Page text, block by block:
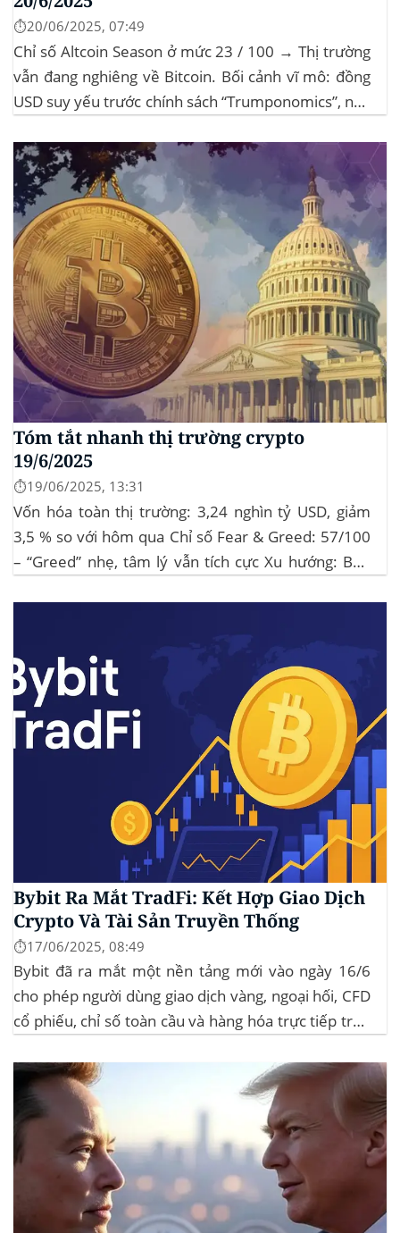
⏱️20/06/2025, 07:49
Chỉ số Altcoin Season ở mức 23 / 100 → Thị trường
vẫn đang nghiêng về Bitcoin. Bối cảnh vĩ mô: đồng
USD suy yếu trước chính sách “Trumponomics”, nhà
Sự kiện Chi tiết Hack 100 triệu USD...
Tóm tắt nhanh thị trường crypto
19/6/2025
⏱️19/06/2025, 13:31
Vốn hóa toàn thị trường: 3,24 nghìn tỷ USD, giảm
3,5 % so với hôm qua Chỉ số Fear & Greed: 57/100
– “Greed” nhẹ, tâm lý vẫn tích cực Xu hướng: BTC
Bybit Ra Mắt TradFi: Kết Hợp Giao Dịch
Crypto Và Tài Sản Truyền Thống
⏱️17/06/2025, 08:49
Bybit đã ra mắt một nền tảng mới vào ngày 16/6
cho phép người dùng giao dịch vàng, ngoại hối, CFD
cổ phiếu, chỉ số toàn cầu và hàng hóa trực tiếp trên
giao dịch tiền mã hóa...